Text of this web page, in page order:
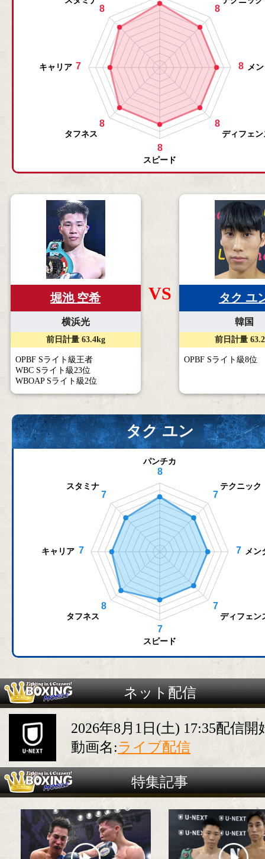
堀池 空希
横浜光
前日計量 63.4kg
OPBF Sライト級王者
WBC Sライト級23位
WBOAP Sライト級2位
VS タク ユ
韓国
前日計量
OPBF Sライト級8位
タク ユン
ネット配信
2026年8月1日(土) 17:35配信開
動画名:ライブ配信
特集記事